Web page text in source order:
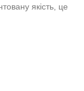
якість, це